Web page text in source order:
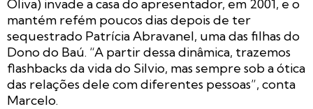
Oliva) invade a casa do apresentador, em 2001, e o
mantém refém poucos dias depois de ter
sequestrado Patrícia Abravanel, uma das filhas do
Dono do Baú. “A partir dessa dinâmica, trazemos
flashbacks da vida do Silvio, mas sempre sob a ótica
das relações dele com diferentes pessoas”, conta
Marcelo.